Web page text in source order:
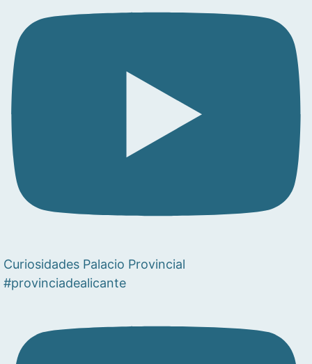
Curiosidades Palacio Provincial
#provinciadealicante